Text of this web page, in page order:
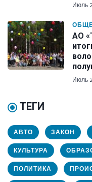
Июль
АО
Июль
ТЕГИ
АВТО ЗАКОН
КУЛЬТУРА
ПОЛИТИКА